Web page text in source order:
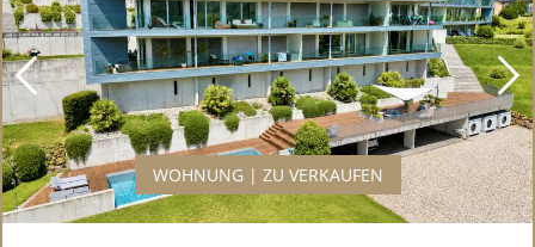
WOHNUNG | ZU VERKAUFEN